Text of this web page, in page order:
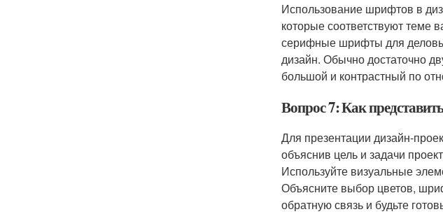
Использование шрифтов в
которые соответствуют теме
серифные шрифты для
дизайн. Обычно достаточно
большой и контрастный по
Вопрос 7: Как
Для презентации дизайн-
объяснив цель и задачи
Используйте визуальные
Объясните выбор цветов,
обратную связь и будьте